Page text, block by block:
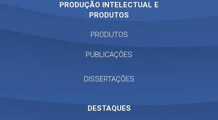
PRODUÇÃO INTELECTUAL E
PRODUTOS
PRODUTOS
PUBLICAÇÕES
DISSERTAÇÕES
DESTAQUES